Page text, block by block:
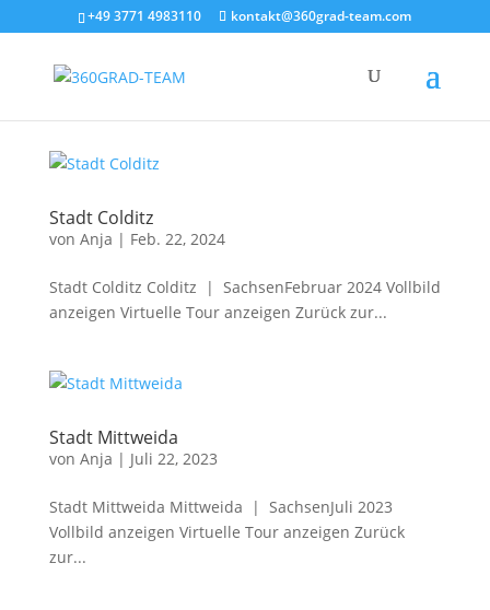
+49 3771 4983110 kontakt@360grad-team.com
Stadt Colditz
von Anja | Feb. 22, 2024
Stadt Colditz Colditz | SachsenFebruar 2024 Vollbild
anzeigen Virtuelle Tour anzeigen Zurück zur...
Stadt Mittweida
von Anja | Juli 22, 2023
Stadt Mittweida Mittweida | SachsenJuli 2023
Vollbild anzeigen Virtuelle Tour anzeigen Zurück
zur...